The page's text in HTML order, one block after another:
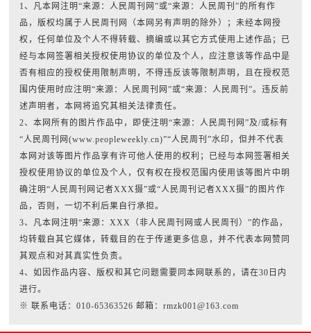
1、凡本网注明“来源：人民周刊网”或“来源：人民周刊”的所有作
品，版权均属于人民周刊网（本网另有声明的除外）；未经本网授
权，任何单位及个人不得转载、摘编或以其它方式使用上述作品；已
经与本网签署相关授权使用协议的单位及个人，应注意该等作品中是
否有相应的授权使用限制声明，不得违反该等限制声明，且在授权范
围内使用时应注明“来源：人民周刊网”或“来源：人民周刊”。违反前
述声明者，本网将追究其相关法律责任。
2、本网所有的图片作品中，即使注明“来源：人民周刊网”及/或标有
“人民周刊网(www.peopleweekly.cn)”“人民周刊”水印，但并不代表
本网对该等图片作品享有许可他人使用的权利；已经与本网签署相关
授权使用协议的单位及个人，仅有权在授权范围内使用该等图片中明
确注明“人民周刊网记者XXX摄”或“人民周刊记者XXX摄”的图片作
品，否则，一切不利后果自行承担。
3、凡本网注明“来源：XXX（非人民周刊网或人民周刊）”的作品，
均转载自其它媒体，转载目的在于传递更多信息，并不代表本网赞同
其观点和对其真实性负责。
4、如因作品内容、版权和其它问题需要同本网联系的，请在30日内
进行。
※ 联系电话：010-65363526 邮箱：rmzk001@163.com